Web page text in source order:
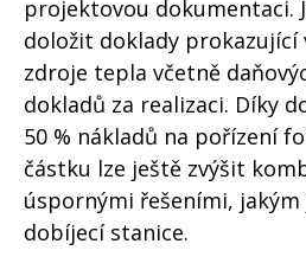
projektovou dokumentaci.
doložit doklady prokazující
zdroje tepla včetně
dokladů za realizaci. Díky
50 % nákladů na pořízení
částku lze ještě zvýšit
úspornými řešeními,
dobíjecí stanice.